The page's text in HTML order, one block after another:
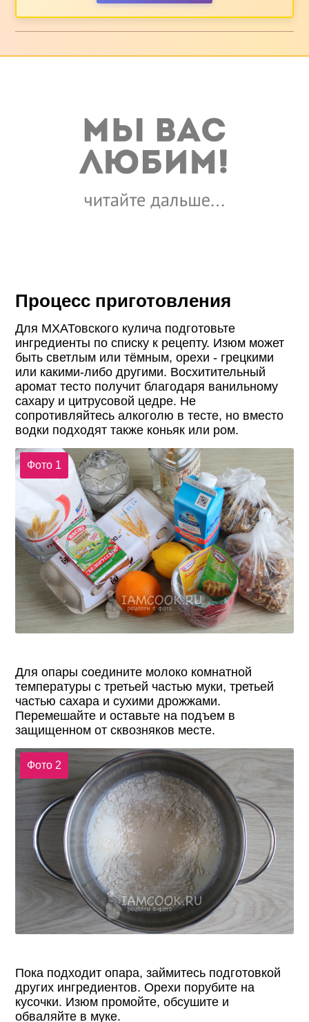
Процесс приготовления
Для МХАТовского кулича подготовьте
ингредиенты по списку к рецепту. Изюм может
быть светлым или тёмным, орехи - грецкими
или какими-либо другими. Восхитительный
аромат тесто получит благодаря ванильному
сахару и цитрусовой цедре. Не
сопротивляйтесь алкоголю в тесте, но вместо
водки подходят также коньяк или ром.
Фото 1
Для опары соедините молоко комнатной
температуры с третьей частью муки, третьей
частью сахара и сухими дрожжами.
Перемешайте и оставьте на подъем в
защищенном от сквозняков месте.
Фото 2
Пока подходит опара, займитесь подготовкой
других ингредиентов. Орехи порубите на
кусочки. Изюм промойте, обсушите и
обваляйте в муке.